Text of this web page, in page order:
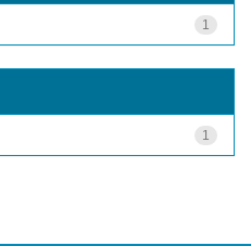
1
1